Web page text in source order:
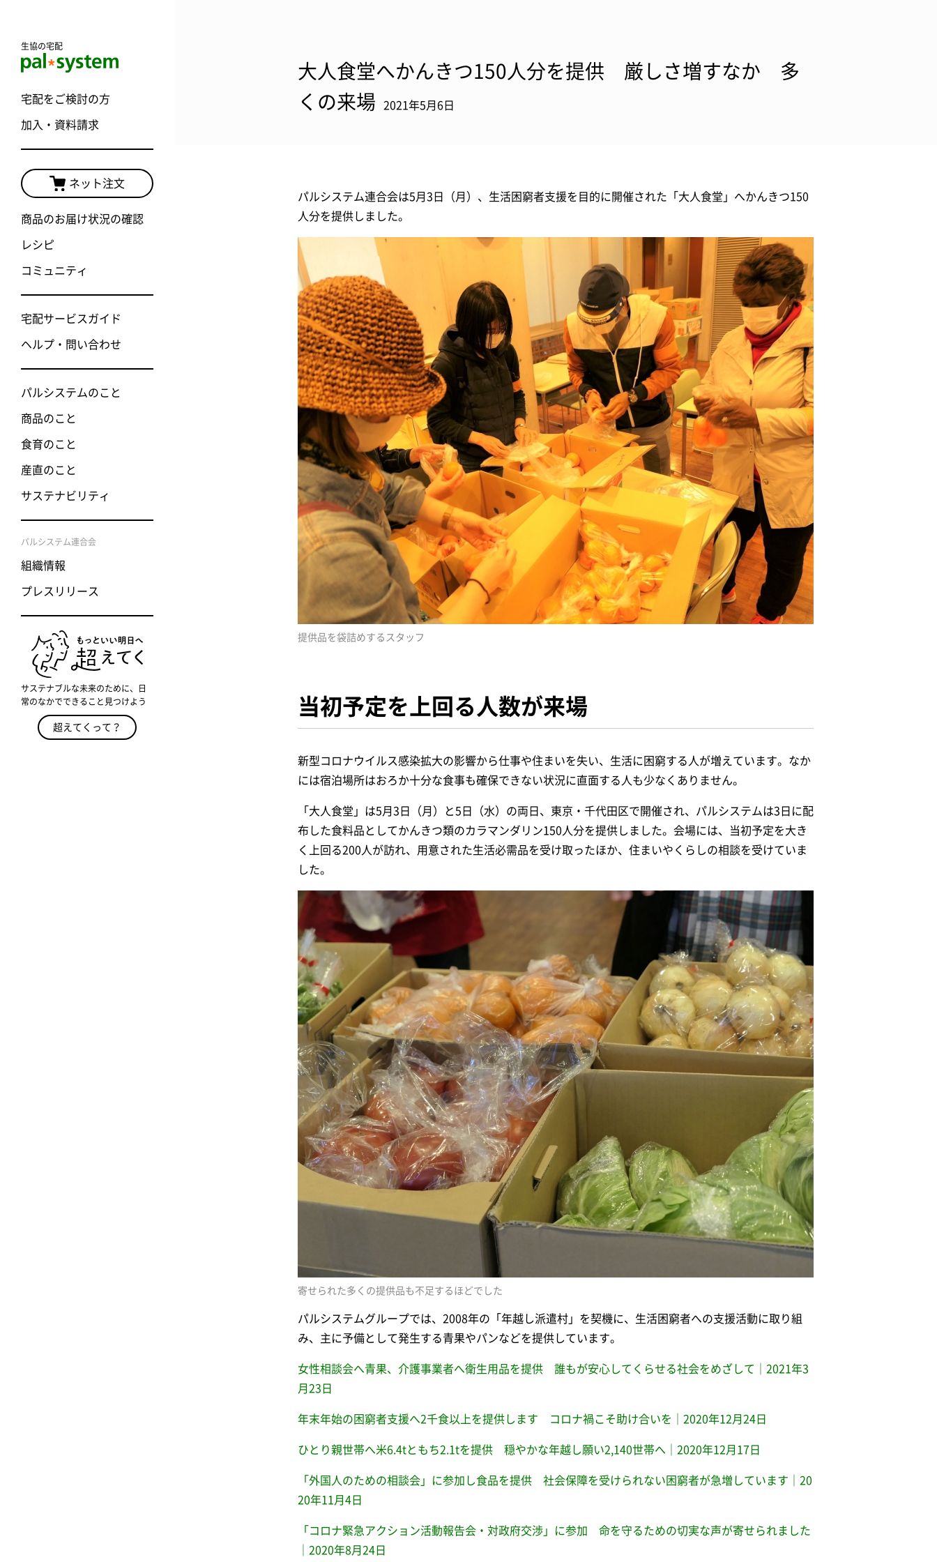
生協の宅配
宅配をご検討の方
加入・資料請求
ネット注文
商品のお届け状況の確認
レシピ
コミュニティ
宅配サービスガイド
ヘルプ・問い合わせ
パルシステムのこと
商品のこと
食育のこと
産直のこと
サステナビリティ
パルシステム連合会
組織情報
プレスリリース
サステナブルな未来のために、日
常のなかでできること見つけよう
超えてくって？
大人食堂へかんきつ150人分を提供 厳しさ増すなか 多
くの来場
2021年5月6日
パルシステム連合会は5月3日（月）、生活困窮者支援を目的に開催された「大人食堂」へかんきつ150
人分を提供しました。
提供品を袋詰めするスタッフ
当初予定を上回る人数が来場
新型コロナウイルス感染拡大の影響から仕事や住まいを失い、生活に困窮する人が増えています。なか
には宿泊場所はおろか十分な食事も確保できない状況に直面する人も少なくありません。
「大人食堂」は5月3日（月）と5日（水）の両日、東京・千代田区で開催され、パルシステムは3日に配
布した食料品としてかんきつ類のカラマンダリン150人分を提供しました。会場には、当初予定を大き
く上回る200人が訪れ、用意された生活必需品を受け取ったほか、住まいやくらしの相談を受けていま
した。
寄せられた多くの提供品も不足するほどでした
パルシステムグループでは、2008年の「年越し派遣村」を契機に、生活困窮者への支援活動に取り組
み、主に予備として発生する青果やパンなどを提供しています。
女性相談会へ青果、介護事業者へ衛生用品を提供 誰もが安心してくらせる社会をめざして｜2021年3
月23日
年末年始の困窮者支援へ2千食以上を提供します コロナ禍こそ助け合いを｜2020年12月24日
ひとり親世帯へ米6.4tともち2.1tを提供 穏やかな年越し願い2,140世帯へ｜2020年12月17日
「外国人のための相談会」に参加し食品を提供 社会保障を受けられない困窮者が急増しています｜20
20年11月4日
「コロナ緊急アクション活動報告会・対政府交渉」に参加 命を守るための切実な声が寄せられました
｜2020年8月24日